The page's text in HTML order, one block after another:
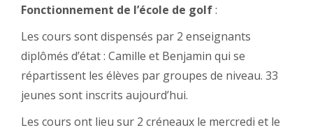
Fonctionnement de l’école de golf:
Les cours sont dispensés par 2 enseignants
diplômés d’état : Camille et Benjamin qui se
répartissent les élèves par groupes de niveau. 33
jeunes sont inscrits aujourd’hui.
Les cours ont lieu sur 2 créneaux le mercredi et le